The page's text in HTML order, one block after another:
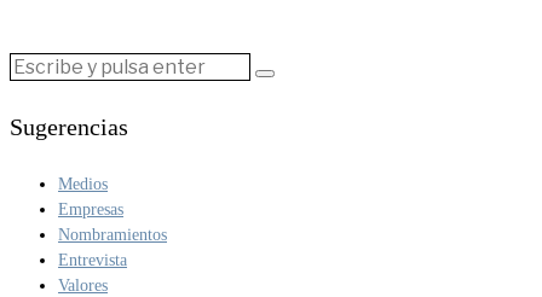
Sugerencias
Medios
Empresas
Nombramientos
Entrevista
Valores